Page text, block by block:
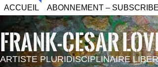
ACCUEIL ABONNEMENT – SUBSCRIBE
FRANK-CESAR
ARTISTE PLURIDISCIPLINAIRE